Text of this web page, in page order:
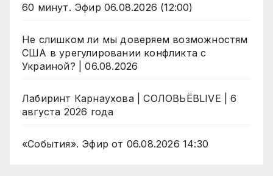
60 минут. Эфир 06.08.2026 (12:00)
Не слишком ли мы доверяем возможностям
США в урегулировании конфликта с
Украиной? | 06.08.2026
Лабиринт Карнаухова | СОЛОВЬЁВLIVE | 6
августа 2026 года
«События». Эфир от 06.08.2026 14:30